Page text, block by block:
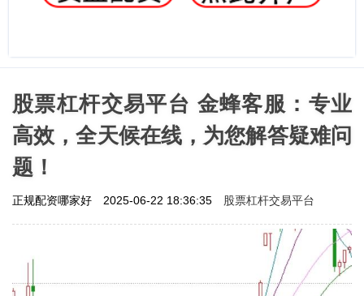
股票杠杆交易平台 金蜂客服：专业
高效，全天候在线，为您解答疑难问
题！
正规配资哪家好 2025-06-22 18:36:35 股票杠杆交易平台